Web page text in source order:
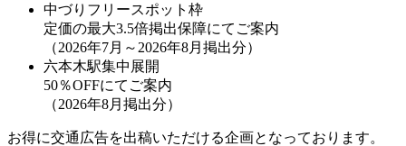
中づりフリースポット枠
定価の最大3.5倍掲出保障にてご案内
（2026年7月～2026年8月掲出分）
六本木駅集中展開
50％OFFにてご案内
（2026年8月掲出分）
お得に交通広告を出稿いただける企画となっております。